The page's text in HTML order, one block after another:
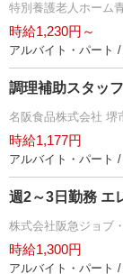
特別養護老人ホーム
時給1,230円～
アルバイト・パート
調理補助スタッ
名阪食品株式会社 堺
時給1,177円
アルバイト・パート
週2～3日勤務 エ
株式会社阪急ジョブ
時給1,300円
アルバイト・パート